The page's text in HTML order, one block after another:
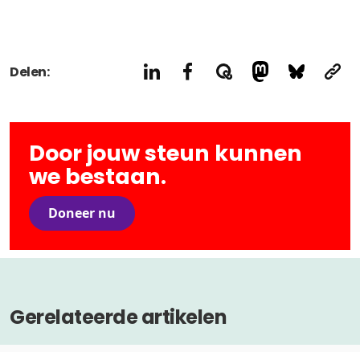
Delen:
Door jouw steun kunnen
we bestaan.
Doneer nu
Gerelateerde artikelen